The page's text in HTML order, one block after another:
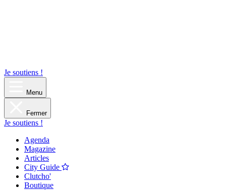
Je soutiens !
Menu
Fermer
Je soutiens !
Agenda
Magazine
Articles
City Guide
Clutcho'
Boutique